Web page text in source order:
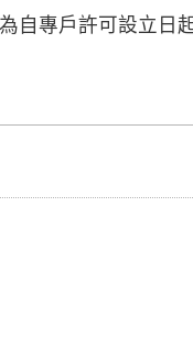
自專戶許可設立日